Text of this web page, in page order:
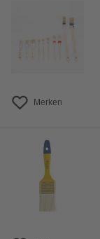
Merken